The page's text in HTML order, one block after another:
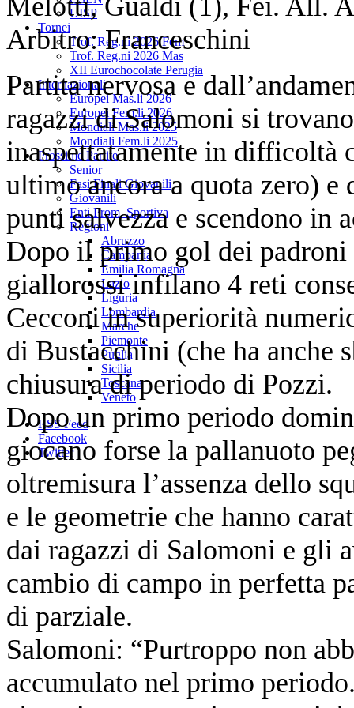
UISP
Tornei
Trof. Reg.ni 2026 Fem
Trof. Reg.ni 2026 Mas
XII Eurochocolate Perugia
Internazionali
Europei Mas.li 2026
Europei Fem.li 2026
Mondiali Mas.li 2025
Mondiali Fem.li 2025
Prossime Partite
Senior
Fasi Finali Giovanili
Giovanili
Enti Prom. Sportiva
Regioni
Abruzzo
Campania
Emilia Romagna
Lazio
Liguria
Lombardia
Marche
Piemonte
Puglia
Sicilia
Toscana
Veneto
RSS Feed
Facebook
Twitter
Arbitro: Franceschini
Partita nervosa e
ragazzi di Salomoni si
inaspettatamente in difficoltà
ultimo ancora a quota zero)
punti salvezza e scendono in
Dopo il primo gol dei
giallorossi infilano 4 reti
Cecconi in superiorità
di Bustacchini (che ha anche
chiusura di periodo di Pozzi.
Dopo un primo periodo
giocano forse la pallanuoto
oltremisura l’assenza dello
e le geometrie che hanno
dai ragazzi di Salomoni e gli
cambio di campo in perfetta
di parziale.
Salomoni: “Purtroppo non
accumulato nel primo